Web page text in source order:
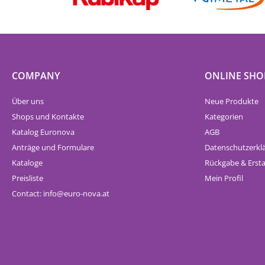
COMPANY
Über uns
Shops und Kontakte
Katalog Euronova
Anträge und Formulare
Kataloge
Preisliste
Contact: info euro-nova.at
ONLINE
Neue Produkte
Kategorien
AGB
Rückgabe &
Mein Profil